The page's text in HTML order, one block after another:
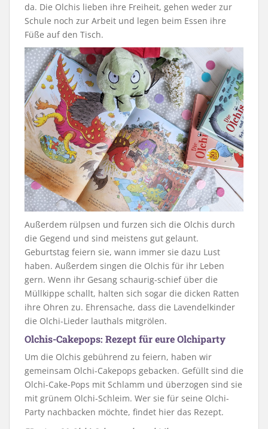
da. Die Olchis lieben ihre Freiheit, gehen weder zur
Schule noch zur Arbeit und legen beim Essen ihre
Füße auf den Tisch.
Außerdem rülpsen und furzen sich die Olchis durch
die Gegend und sind meistens gut gelaunt.
Geburtstag feiern sie, wann immer sie dazu Lust
haben. Außerdem singen die Olchis für ihr Leben
gern. Wenn ihr Gesang schaurig-schief über die
Müllkippe schallt, halten sich sogar die dicken Ratten
ihre Ohren zu. Ehrensache, dass die Lavendelkinder
die Olchi-Lieder lauthals mitgrölen.
Olchis-Cakepops: Rezept für eure Olchiparty
Um die Olchis gebührend zu feiern, haben wir
gemeinsam Olchi-Cakepops gebacken. Gefüllt sind die
Olchi-Cake-Pops mit Schlamm und überzogen sind sie
mit grünem Olchi-Schleim. Wer sie für seine Olchi-
Party nachbacken möchte, findet hier das Rezept.